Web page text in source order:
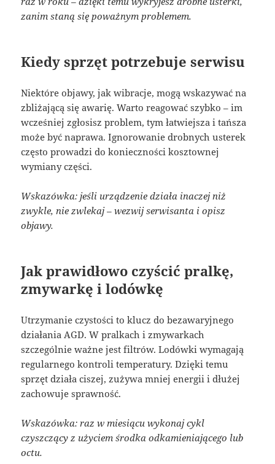
zanim staną się poważnym problemem.
Kiedy sprzęt potrzebuje serwisu
Niektóre objawy, jak wibracje, mogą wskazywać na
zbliżającą się awarię. Warto reagować szybko – im
wcześniej zgłosisz problem, tym łatwiejsza i tańsza
może być naprawa. Ignorowanie drobnych usterek
często prowadzi do konieczności kosztownej
wymiany części.
Wskazówka: jeśli urządzenie działa inaczej niż
zwykle, nie zwlekaj – wezwij serwisanta i opisz
objawy.
Jak prawidłowo czyścić pralkę,
zmywarkę i lodówkę
Utrzymanie czystości to klucz do bezawaryjnego
działania AGD. W pralkach i zmywarkach
szczególnie ważne jest filtrów. Lodówki wymagają
regularnego kontroli temperatury. Dzięki temu
sprzęt działa ciszej, zużywa mniej energii i dłużej
zachowuje sprawność.
Wskazówka: raz w miesiącu wykonaj cykl
czyszczący z użyciem środka odkamieniającego lub
octu.